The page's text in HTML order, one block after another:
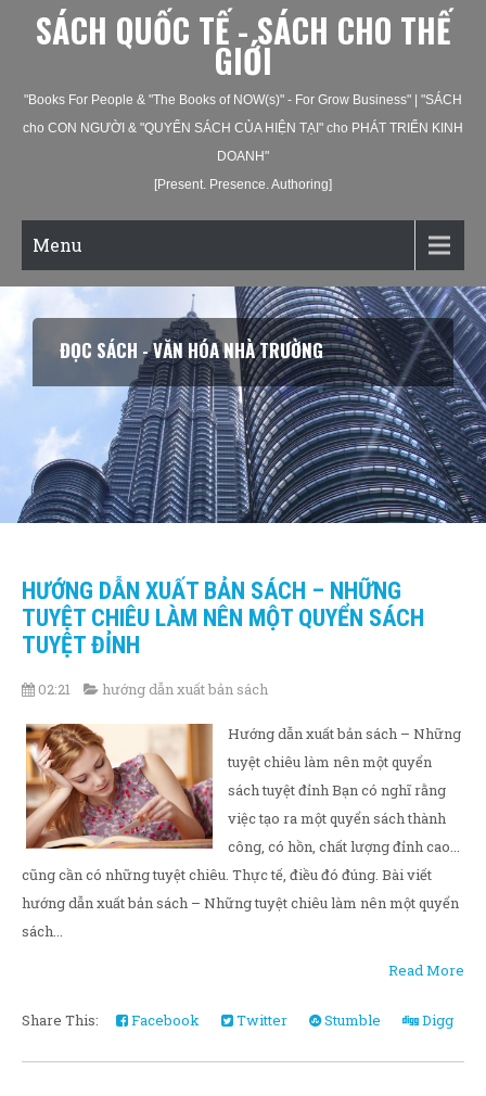
SÁCH QUỐC TẾ - SÁCH CHO THẾ
GIỚI
"Books For People & "The Books of NOW(s)" - For Grow Business" | "SÁCH
cho CON NGƯỜI & "QUYỂN SÁCH CỦA HIỆN TẠI" cho PHÁT TRIỂN KINH
DOANH"
[Present. Presence. Authoring]
Menu
ĐỌC SÁCH - VĂN HÓA NHÀ TRƯỜNG
HƯỚNG DẪN XUẤT BẢN SÁCH – NHỮNG
TUYỆT CHIÊU LÀM NÊN MỘT QUYỂN SÁCH
TUYỆT ĐỈNH
02:21 hướng dẫn xuất bản sách
Hướng dẫn xuất bản sách – Những
tuyệt chiêu làm nên một quyển
sách tuyệt đỉnh Bạn có nghĩ rằng
việc tạo ra một quyển sách thành
công, có hồn, chất lượng đỉnh cao...
cũng cần có những tuyệt chiêu. Thực tế, điều đó đúng. Bài viết
hướng dẫn xuất bản sách – Những tuyệt chiêu làm nên một quyển
sách...
Read More
Share This: Facebook Twitter Stumble Digg